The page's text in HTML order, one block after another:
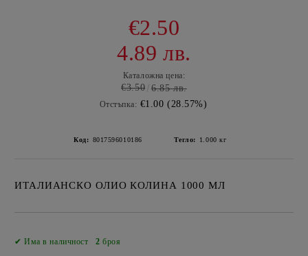
€2.50
4.89 лв.
Каталожна цена:
€3.50 6.85 лв.
Отстъпка: €1.00 (28.57%)
Код: 8017596010186 Тегло: 1.000 кг
ИТАЛИАНСКО ОЛИО КОЛИНА 1000 МЛ
✔ Има в наличност2 броя